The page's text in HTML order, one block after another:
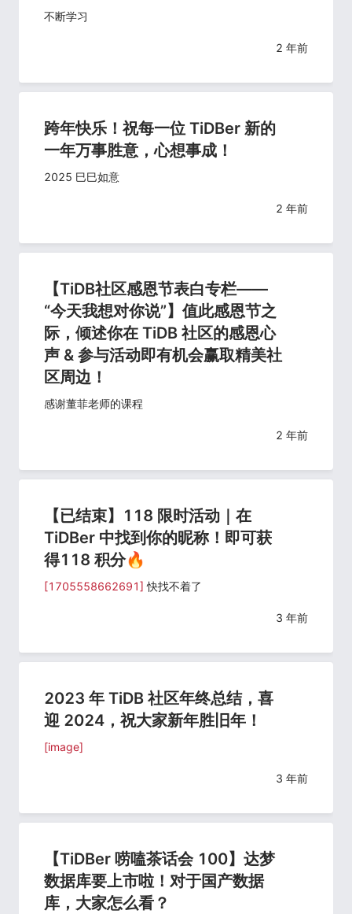
不断学习
2 年前
跨年快乐！祝每一位 TiDBer 新的
一年万事胜意，心想事成！
2025 巳巳如意
2 年前
【TiDB社区感恩节表白专栏——
“今天我想对你说”】值此感恩节之
际，倾述你在 TiDB 社区的感恩心
声 & 参与活动即有机会赢取精美社
区周边！
感谢董菲老师的课程
2 年前
【已结束】118 限时活动｜在
TiDBer 中找到你的昵称！即可获
得118 积分🔥
[1705558662691] 快找不着了
3 年前
2023 年 TiDB 社区年终总结，喜
迎 2024，祝大家新年胜旧年！
[image]
3 年前
【TiDBer 唠嗑茶话会 100】达梦
数据库要上市啦！对于国产数据
库，大家怎么看？